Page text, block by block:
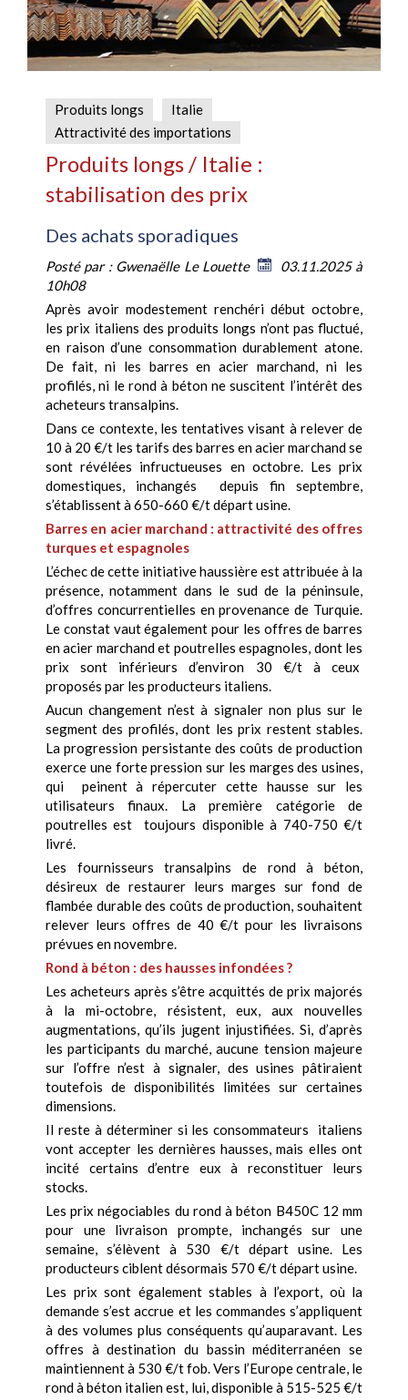
Produits longs
Italie
Attractivité des importations
Produits longs / Italie :
stabilisation des prix
Des achats sporadiques
Posté par : Gwenaëlle Le Louette
03.11.2025 à
10h08
Après avoir modestement renchéri début octobre,
les prix italiens des produits longs n’ont pas fluctué,
en raison d’une consommation durablement atone.
De fait, ni les barres en acier marchand, ni les
profilés, ni le rond à béton ne suscitent l’intérêt des
acheteurs transalpins.
Dans ce contexte, les tentatives visant à relever de
10 à 20 €/t les tarifs des barres en acier marchand se
sont révélées infructueuses en octobre. Les prix
domestiques, inchangés depuis fin septembre,
s’établissent à 650-660 €/t départ usine.
Barres en acier marchand : attractivité des offres
turques et espagnoles
L’échec de cette initiative haussière est attribuée à la
présence, notamment dans le sud de la péninsule,
d’offres concurrentielles en provenance de Turquie.
Le constat vaut également pour les offres de barres
en acier marchand et poutrelles espagnoles, dont les
prix sont inférieurs d’environ 30 €/t à ceux
proposés par les producteurs italiens.
Aucun changement n’est à signaler non plus sur le
segment des profilés, dont les prix restent stables.
La progression persistante des coûts de production
exerce une forte pression sur les marges des usines,
qui peinent à répercuter cette hausse sur les
utilisateurs finaux. La première catégorie de
poutrelles est toujours disponible à 740-750 €/t
livré.
Les fournisseurs transalpins de rond à béton,
désireux de restaurer leurs marges sur fond de
flambée durable des coûts de production, souhaitent
relever leurs offres de 40 €/t pour les livraisons
prévues en novembre.
Rond à béton : des hausses infondées ?
Les acheteurs après s’être acquittés de prix majorés
à la mi-octobre, résistent, eux, aux nouvelles
augmentations, qu’ils jugent injustifiées. Si, d’après
les participants du marché, aucune tension majeure
sur l’offre n’est à signaler, des usines pâtiraient
toutefois de disponibilités limitées sur certaines
dimensions.
Il reste à déterminer si les consommateurs italiens
vont accepter les dernières hausses, mais elles ont
incité certains d’entre eux à reconstituer leurs
stocks.
Les prix négociables du rond à béton B450C 12 mm
pour une livraison prompte, inchangés sur une
semaine, s’élèvent à 530 €/t départ usine. Les
producteurs ciblent désormais 570 €/t départ usine.
Les prix sont également stables à l’export, où la
demande s’est accrue et les commandes s’appliquent
à des volumes plus conséquents qu’auparavant. Les
offres à destination du bassin méditerranéen se
maintiennent à 530 €/t fob. Vers l’Europe centrale, le
rond à béton italien est, lui, disponible à 515-525 €/t